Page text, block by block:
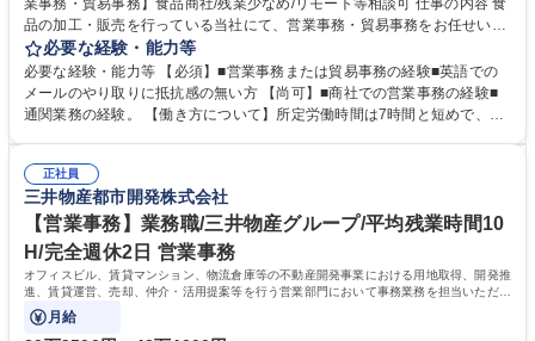
業事務・貿易事務】食品商社/残業少なめ/リモート等相談可 仕事の内容 食
品の加工・販売を行っている当社にて、営業事務・貿易事務をお任せいた
します。営業社員のサポートポジションとして、受発注から海外工場との
調整まで幅広く対応し、当社事業の根幹を支えていただきます。 ■受発注
業務、請求書発行 ■海外工場とのスケジュール調整 ■在庫管理 ■輸入書類
の確認・作成 ■配送手配 ■通関業者を通して行う輸出入業全般 ■倉庫との
ルプロデュースしているため、商品に関わる全ての業務をサポート頂きま
す。 募集職種 東京都中央区【営業事務・貿易事務】食品商社/残業少なめ/
リモート等相談可
必要な経験・能力等
必要な経験・能力等 【必須】■営業事務または貿易事務の経験■英語での
メールのやり取りに抵抗感の無い方 【尚可】■商社での営業事務の経験■
通関業務の経験。 【働き方について】所定労働時間は7時間と短めで、残
の強み】1991年の設立以来、外食産業を中心としたお客様の多様なニー
ズに沿った冷凍水産物等の生産・輸入・販売を一貫して手掛けています。
自社工場と海外拠点の強固な連携によるワンストップサービスが最大の強
みです。 学歴・資格 学歴：大学院 大学 語学力：英語 資格：
正社員
三井物産都市開発株式会社
【営業事務】業務職/三井物産グループ/平均残業時間10
H/完全週休2日 営業事務
オフィスビル、賃貸マンション、物流倉庫等の不動産開発事業における用地取得、開発推
進、賃貸運営、売却、仲介・活用提案等を行う営業部門において事務業務を担当いただき
ます。
月給